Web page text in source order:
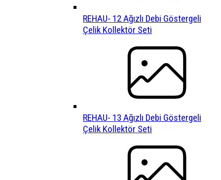
REHAU- 12 Ağızlı Debi Göstergeli
Çelik Kollektör Seti
REHAU- 13 Ağızlı Debi Göstergeli
Çelik Kollektör Seti